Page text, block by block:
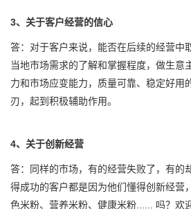
3、关于客户经营的信心
答：对于客户来说，能否在后续的经营中
当地市场需求的了解和掌握程度，做生意
力和市场应变能力，质量可靠、稳定好用
刃，起到积极辅助作用。
4、关于创新经营
答：同样的市场，有的经营失败了，有的
得成功的客户都是因为他们懂得创新经营
色米粉、营养米粉、健康米粉...... 吗？欢